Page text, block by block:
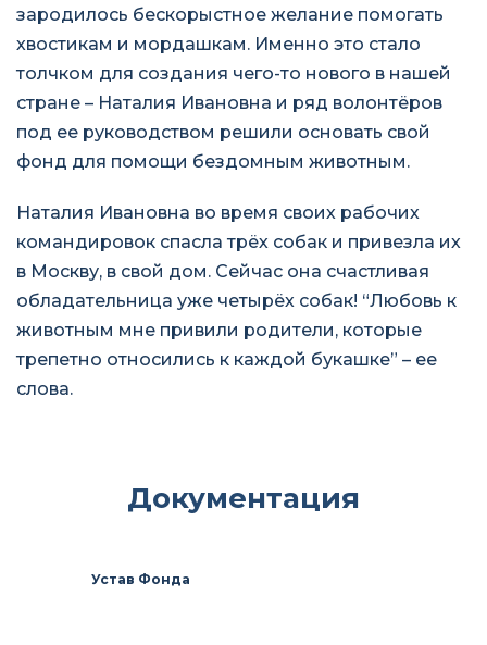
зародилось бескорыстное желание помогать
хвостикам и мордашкам. Именно это стало
толчком для создания чего-то нового в нашей
стране – Наталия Ивановна и ряд волонтёров
под ее руководством решили основать свой
фонд для помощи бездомным животным.
Наталия Ивановна во время своих рабочих
командировок спасла трёх собак и привезла их
в Москву, в свой дом. Сейчас она счастливая
обладательница уже четырёх собак! “Любовь к
животным мне привили родители, которые
трепетно относились к каждой букашке” – ее
слова.
Документация
Устав Фонда